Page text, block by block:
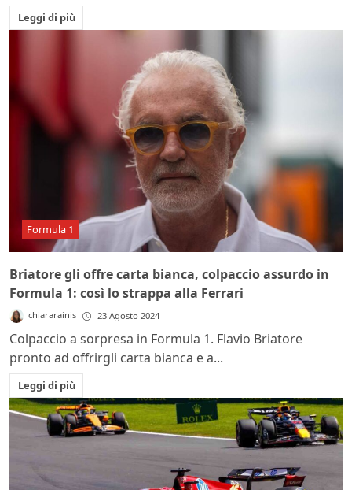
Leggi di più
Formula 1
Briatore gli offre carta bianca, colpaccio assurdo in
Formula 1: così lo strappa alla Ferrari
chiararainis 23 Agosto 2024
Colpaccio a sorpresa in Formula 1. Flavio Briatore
pronto ad offrirgli carta bianca e a...
Leggi di più